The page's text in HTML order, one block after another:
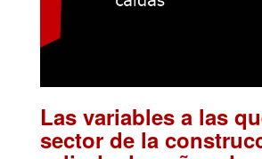
Las variables a las
sector de la